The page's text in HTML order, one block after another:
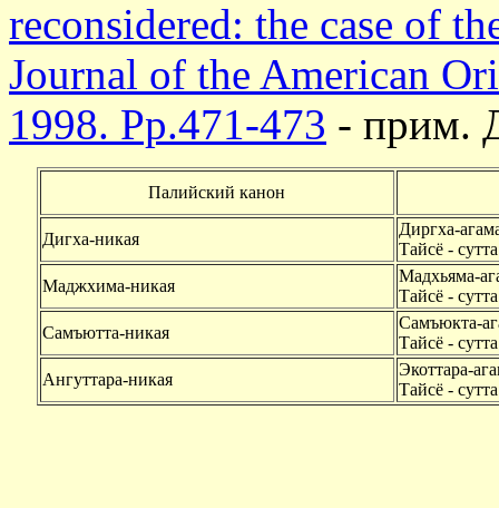
reconsidered: the case of
Journal of the American
1998. Pp.471-473 - прим.
Палийский канон
Дигха-никая
Диргха-
Тайсё -
Маджхима-никая
Мадхьяма-
Тайсё -
Самъютта-никая
Самъюкта-
Тайсё -
Ангуттара-никая
Экоттара-
Тайсё -